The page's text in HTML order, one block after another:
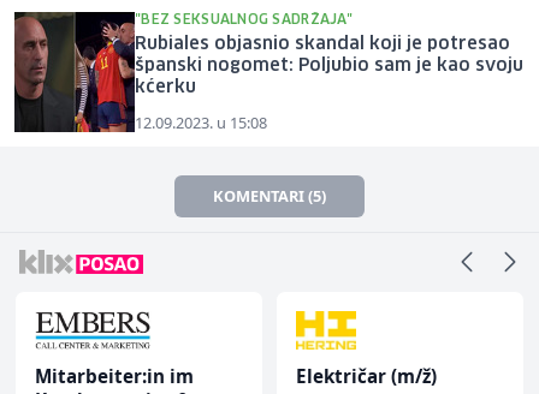
"BEZ SEKSUALNOG SADRŽAJA"
Rubiales objasnio skandal koji je potresao
španski nogomet: Poljubio sam je kao svoju
kćerku
12.09.2023. u 15:08
KOMENTARI (5)
Mitarbeiter:in im
Električar (m/ž)